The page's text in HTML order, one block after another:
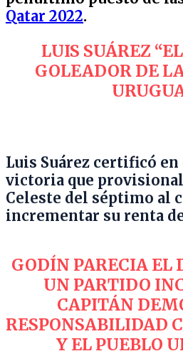
Qatar 2022.
LUIS SUÁREZ
GOLEADOR DE
Luis Suárez certificó
victoria que
Celeste del séptimo al
incrementar su renta
GODÍN PARECIA EL
UN PARTIDO
CAPITÁN
RESPONSABILIDAD
Y EL PUEBLO